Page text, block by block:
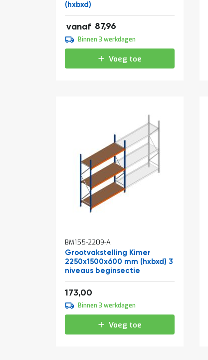
(hxbxd)
vanaf 87,96
106,43
109,95
133,04
Binnen 3 werkdagen
Voeg toe
BM155-2209-A
Grootvakstelling Kimer
2250x1500x600 mm (hxbxd) 3
niveaus beginsectie
Vanaf
173,00
Binnen 3 werkdagen
Voeg toe